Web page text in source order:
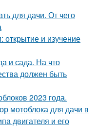
для дачи. От чего
и изучение
и сада. На что
должен быть
2023 года.
мотоблока для дачи в
двигателя и его